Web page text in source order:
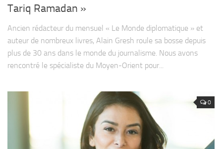
Tariq Ramadan »
Ancien rédacteur du mensuel « Le Monde diplomatique » et
auteur de nombreux livres, Alain Gresh roule sa bosse depuis
plus de 30 ans dans le monde du journalisme. Nous avons
rencontré le spécialiste du Moyen-Orient pour...
0